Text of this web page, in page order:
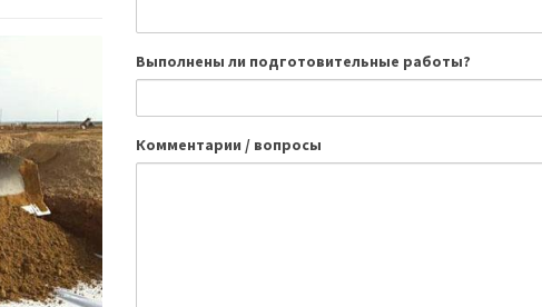
Выполнены ли подготовительные работы?
Комментарии / вопросы